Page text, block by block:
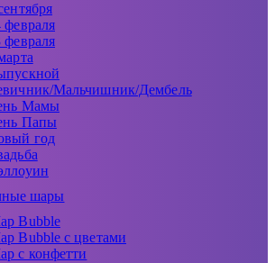
февраля
февраля
Мальчишник/Дембель
Мамы
Папы
год
шары
Bubble
Bubble с цветами
с конфетти